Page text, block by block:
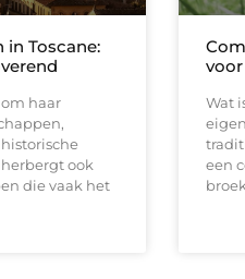
Toscane:
haar
ook
die vaak het
Wat
een